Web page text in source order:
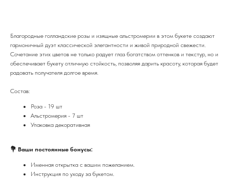
Благородные голландские розы и изящные альстромерии в этом букете создают
гармоничный дуэт классической элегантности и живой природной свежести.
Сочетание этих цветов не только радует глаз богатством оттенков и текстур, но и
обеспечивает букету отличную стойкость, позволяя дарить красоту, которая будет
радовать получателя долгое время.
Состав:
Роза - 19 шт
Альстромерия - 7 шт
Упаковка декоративная
💐 Ваши постоянные бонусы:
Именная открытка с вашим пожеланием.
Инструкция по уходу за букетом.